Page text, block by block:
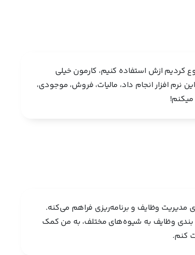
کردیم ازش استفاده کنیم، کارمون خیلی
افزار انجام داد، مالیات، فروش، موجودی،
میکنم!
مدیریت وظایف و برنامه‌ریزی فراهم می‌کنه.
وظایف به شیوه‌های مختلف، به من کمک
کنم.